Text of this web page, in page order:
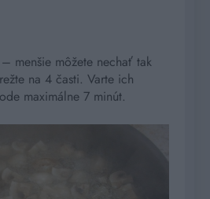
menšie môžete nechať tak
na 4 časti. Varte ich
maximálne 7 minút.